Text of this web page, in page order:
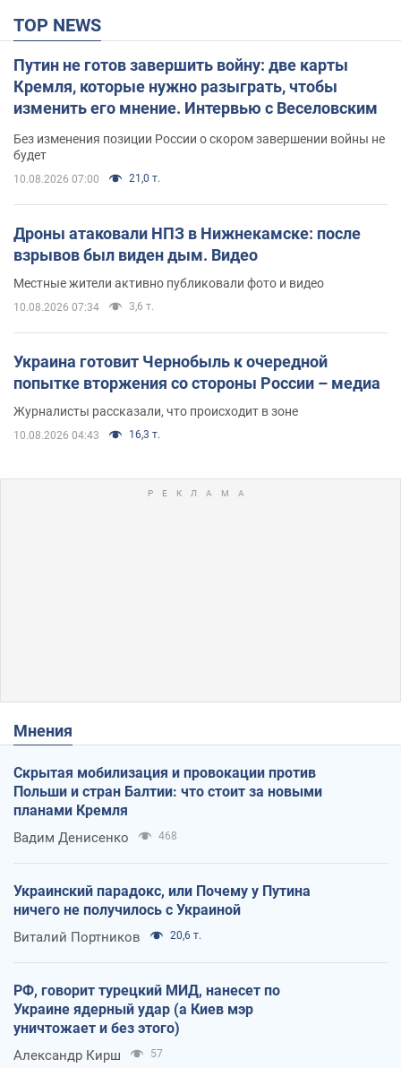
TOP NEWS
Путин не готов завершить войну: две карты
Кремля, которые нужно разыграть, чтобы
изменить его мнение. Интервью с Веселовским
Без изменения позиции России о скором завершении войны не
будет
10.08.2026 07:00 21,0 т.
Дроны атаковали НПЗ в Нижнекамске: после
взрывов был виден дым. Видео
Местные жители активно публиковали фото и видео
10.08.2026 07:34 3,6 т.
Украина готовит Чернобыль к очередной
попытке вторжения со стороны России – медиа
Журналисты рассказали, что происходит в зоне
10.08.2026 04:43 16,3 т.
Мнения
Скрытая мобилизация и провокации против
Польши и стран Балтии: что стоит за новыми
планами Кремля
Вадим Денисенко 468
Украинский парадокс, или Почему у Путина
ничего не получилось с Украиной
Виталий Портников 20,6 т.
РФ, говорит турецкий МИД, нанесет по
Украине ядерный удар (а Киев мэр
уничтожает и без этого)
Александр Кирш 57